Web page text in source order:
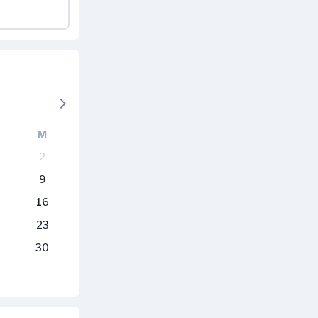
M
2
9
16
23
30